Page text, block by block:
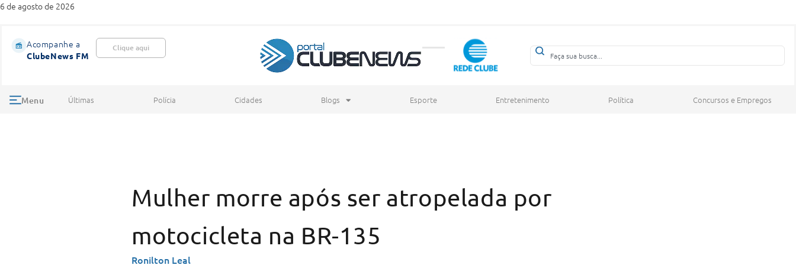
6 de agosto de 2026
Acompanhe a
ClubeNews FM
Clique aqui
Menu Últimas Polícia Cidades Blogs Esporte Entretenimento Política Concursos e Empregos
Mulher morre após ser atropelada por
motocicleta na BR-135
Ronilton Leal